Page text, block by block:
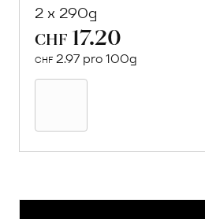
2 x 290g
CHF 17.20
CHF 2.97 pro 100g